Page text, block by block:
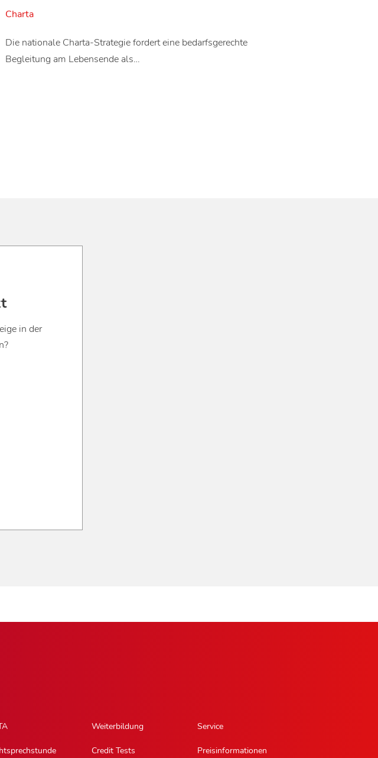
Charta
Die nationale Charta-Strategie fordert eine bedarfsgerechte
Begleitung am Lebensende als…
in der
Weiterbildung
Credit Tests
Service
Preisinformationen